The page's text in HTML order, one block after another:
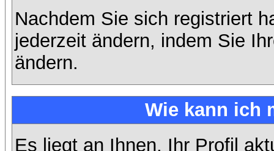
Nachdem Sie sich registriert
jederzeit ändern, indem Sie
ändern.
Wie kann ich
Es liegt an Ihnen, Ihr Profil